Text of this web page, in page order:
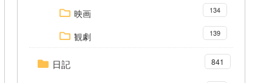
映画 134
観劇 139
日記 841